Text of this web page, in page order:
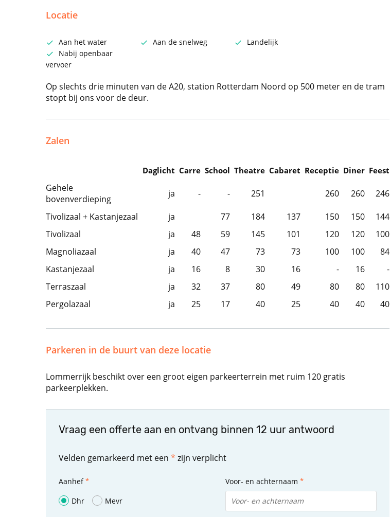
Locatie
Aan het water Aan de snelweg
Landelijk
Nabij openbaar
vervoer
Op slechts drie minuten van de A20, station Rotterdam Noord op 500 meter en de tram
stopt bij ons voor de deur.
Zalen
Daglicht Carre School Theatre Cabaret Receptie Diner Feest
Gehele
bovenverdieping
ja - - 251 260 260 246
Tivolizaal + Kastanjezaal ja 77 184 137 150 150
144
Tivolizaal
ja 48 59 145 101 120 120
100
Magnoliazaal
ja 40 47 73 73 100 100
84
Kastanjezaal
ja 16 8 30 16 - 16
-
Terraszaal
ja 32 37 80 49 80 80
110
Pergolazaal
ja 25 17 40 25 40 40 40
Parkeren in de buurt van deze locatie
Lommerrijk beschikt over een groot eigen parkeerterrein met ruim 120 gratis
parkeerplekken.
Vraag een offerte aan en ontvang binnen 12 uur antwoord
Velden gemarkeerd met een * zijn verplicht
Aanhef
Dhr
Mevr
Voor- en achternaam